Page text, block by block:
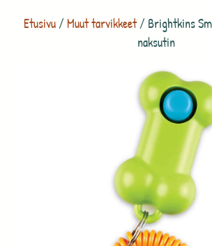
Etusivu / Muut tarvikkeet/ Brightkins
naksutin